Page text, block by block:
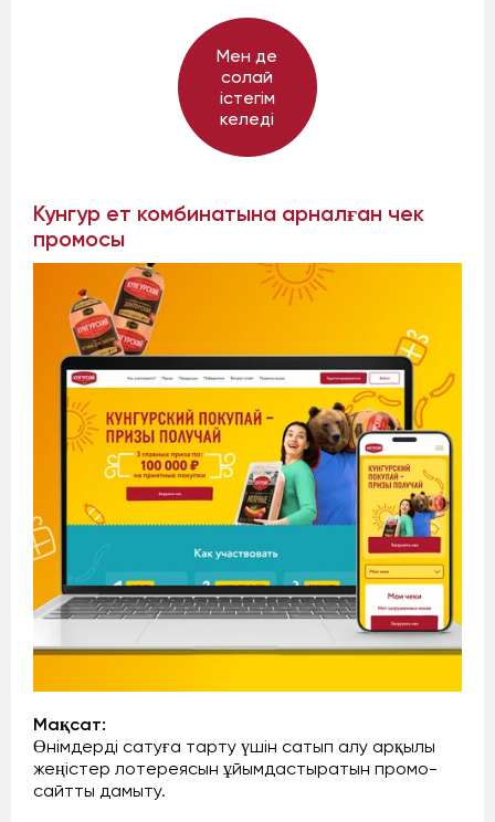
Мен де
солай
істегім
келеді
Кунгур ет комбинатына арналған чек
промосы
Мақсат:
Өнімдерді сатуға тарту үшін сатып алу арқылы
жеңістер лотереясын ұйымдастыратын промо-
сайтты дамыту.